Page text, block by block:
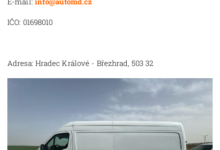
IČO: 01698010
Adresa: Hradec Králové - Březhrad, 503 32